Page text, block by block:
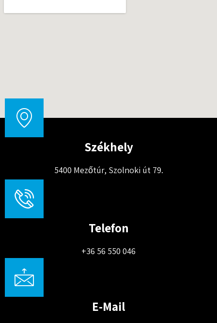
Székhely
5400 Mezőtúr, Szolnoki út 79.
Telefon
+36 56 550 046
E-Mail